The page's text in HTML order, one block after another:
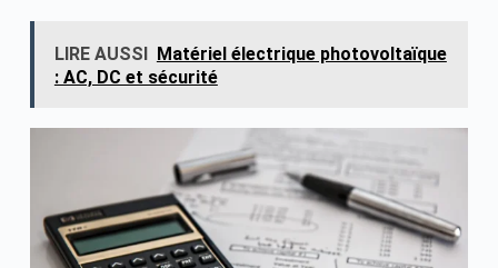
LIRE AUSSI Matériel électrique photovoltaïque
: AC, DC et sécurité